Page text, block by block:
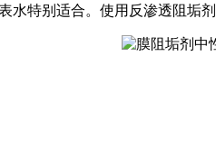
水特别适合。使用反渗透阻垢剂